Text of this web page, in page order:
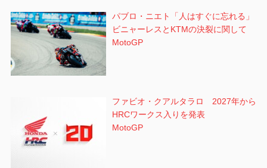
パブロ・ニエト「人はすぐに忘れる」
ビニャーレスとKTMの決裂に関して
MotoGP
ファビオ・クアルタラロ 2027年から
HRCワークス入りを発表
MotoGP